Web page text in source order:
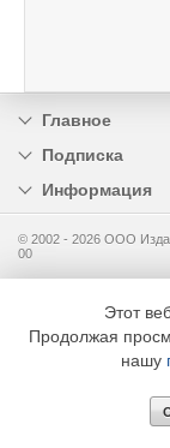
Главное
Подписка
Информация
© 2002 - 2026 OOO
00
Этот
Продолжая
нашу